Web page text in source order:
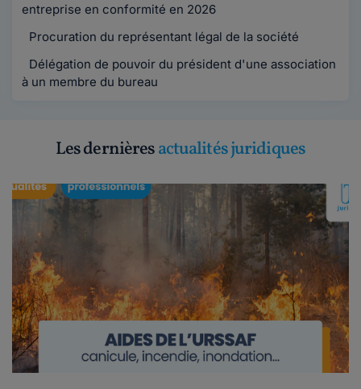
entreprise en conformité en 2026
Procuration du représentant légal de la société
Délégation de pouvoir du président d'une association
à un membre du bureau
Les dernièresactualités juridiques